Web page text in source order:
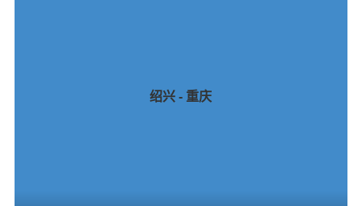
绍兴 - 重庆